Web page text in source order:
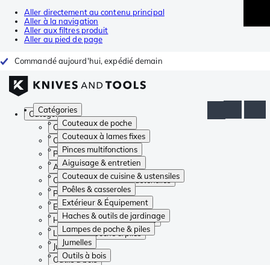
Aller directement au contenu principal
Aller à la navigation
Aller aux filtres produit
Aller au pied de page
Commandé aujourd'hui, expédié demain
Catégories
Couteaux de poche
Couteaux à lames fixes
Pinces multifonctions
Aiguisage & entretien
Couteaux de cuisine & ustensiles
Poêles & casseroles
Extérieur & Équipement
Haches & outils de jardinage
Lampes de poche & piles
Jumelles
Outils à bois
Catégories
Couteaux de poche
Couteaux à lames fixes
Pinces multifonctions
Aiguisage & entretien
Couteaux de cuisine & ustensiles
Poêles & casseroles
Extérieur & Équipement
Haches & outils de jardinage
Lampes de poche & piles
Jumelles
Outils à bois